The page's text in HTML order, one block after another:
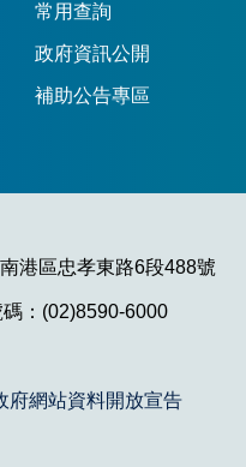
常用查詢
政府資訊公開
補助公告專區
港區忠孝東路6段488號
：(02)8590-6000
府網站資料開放宣告